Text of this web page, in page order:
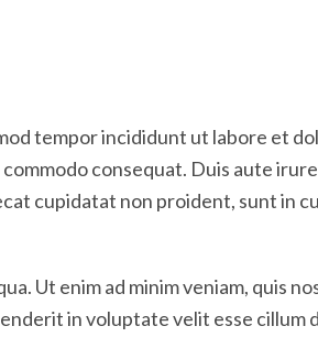
tempor incididunt ut labore et
consequat. Duis aute
cupidatat non proident, sunt in
Ut enim ad minim veniam, quis
in voluptate velit esse cillum